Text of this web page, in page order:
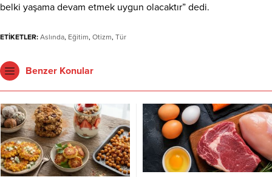
belki yaşama devam etmek uygun olacaktır” dedi.
ETİKETLER: Aslında, Eğitim, Otizm, Tür
Benzer Konular